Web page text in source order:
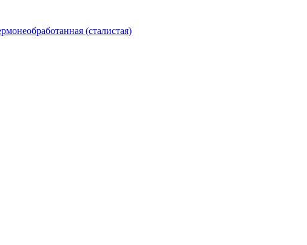
(сталистая)